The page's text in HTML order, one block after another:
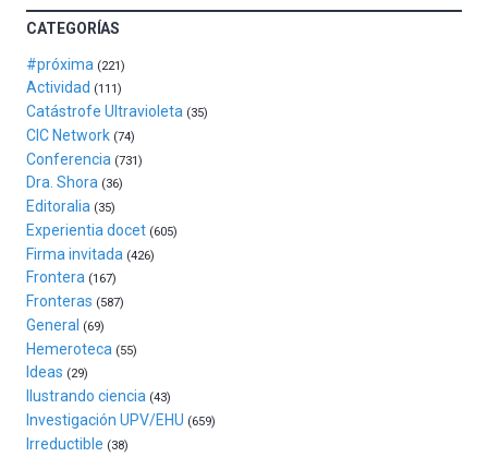
edición
Bilbo
Zientzia
Plaza
(BZP),
un
llenará
la
ciudad
de
monólogos,
exposiciones,
conferencias,
docufórums
y
espectáculos
CATEGORÍAS
#próxima (221)
Actividad (111)
Catástrofe Ultravioleta (35)
CIC Network (74)
Conferencia (731)
Dra. Shora (36)
Editoralia (35)
Experientia docet (605)
Firma invitada (426)
Frontera (167)
Fronteras (587)
General (69)
Hemeroteca (55)
Ideas (29)
Ilustrando ciencia (43)
Investigación UPV/EHU (659)
Irreductible (38)